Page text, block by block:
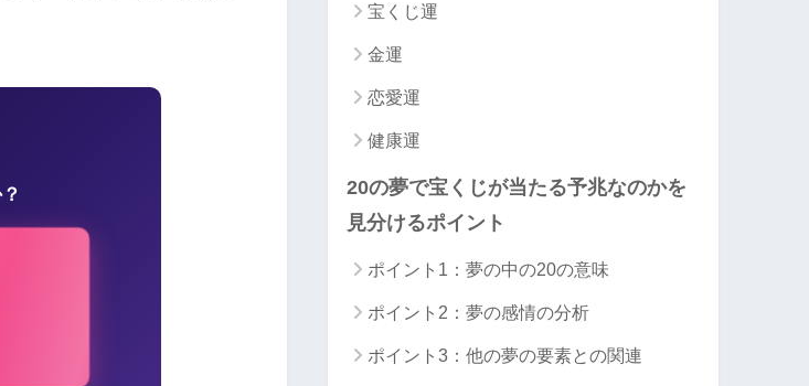
宝くじ運
金運
恋愛運
健康運
20の夢で宝くじが当たる予兆なのかを
見分けるポイント
ポイント1：夢の中の20の意味
ポイント2：夢の感情の分析
ポイント3：他の夢の要素との関連